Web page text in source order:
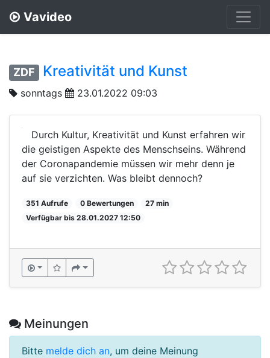
Vavideo
ZDF Kreativität und Kunst
sonntags 23.01.2022 09:03
Durch Kultur, Kreativität und Kunst erfahren wir
die geistigen Aspekte des Menschseins. Während
der Coronapandemie müssen wir mehr denn je
auf sie verzichten. Was bleibt dennoch?
351 Aufrufe 0 Bewertungen
27 min
Verfügbar bis 28.01.2027 12:50
Meinungen
Bitte melde dich an, um deine Meinung